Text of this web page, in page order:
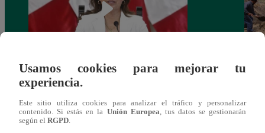
Congreso: proponen que el aumento del
salario presidencial se aplique desde 2026
Usamos cookies para mejorar tu
experiencia.
Este sitio utiliza cookies para analizar el tráfico y personalizar
contenido. Si estás en la Unión Europea , tus datos se gestionarán
según el RGPD